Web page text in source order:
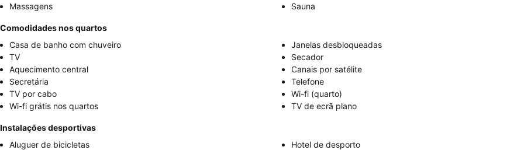
Massagens
Sauna
Comodidades nos quartos
Casa de banho com chuveiro
Janelas desbloqueadas
TV
Secador
Aquecimento central
Canais por satélite
Secretária
Telefone
TV por cabo
Wi-fi (quarto)
Wi-fi grátis nos quartos
TV de ecrã plano
Instalações desportivas
Aluguer de bicicletas
Hotel de desporto